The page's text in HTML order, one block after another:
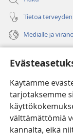
Käytämme
tarjotaksemme
välttämättömiä
kannalta, eikä
Tietoa
Medialle ja
(avaa
uuden
ikkunan)Vartiotornin
(avaa
uuden
ikkunan)JW Hub
(avaa